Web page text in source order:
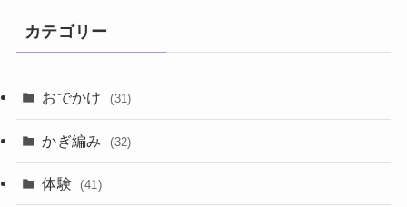
カテゴリー
おでかけ (31)
かぎ編み (32)
体験 (41)